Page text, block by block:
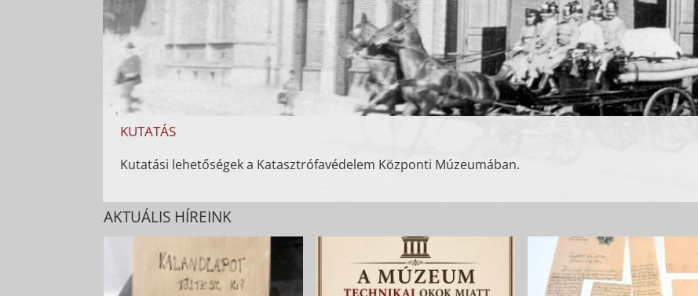
KUTATÁS
Kutatási lehetőségek a Katasztrófavédelem Központi Múzeumában.
AKTUÁLIS HÍREINK